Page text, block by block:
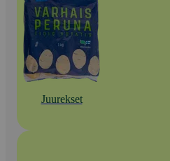
Juurekset